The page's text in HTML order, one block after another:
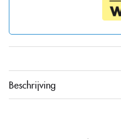
Beschrijving